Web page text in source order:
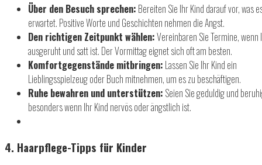
Über den Besuch sprechen: Bereiten Sie Ihr Kind darauf vor, was
erwartet. Positive Worte und Geschichten nehmen die Angst.
Den richtigen Zeitpunkt wählen:Vereinbaren Sie Termine, wenn
ausgeruht und satt ist. Der Vormittag eignet sich oft am besten.
Komfortgegenstände mitbringen: Lassen Sie Ihr Kind ein
Lieblingsspielzeug oder Buch mitnehmen, um es zu beschäftigen.
Ruhe bewahren und unterstützen: Seien Sie geduldig und
besonders wenn Ihr Kind nervös oder ängstlich ist.
4. Haarpflege-Tipps für Kinder